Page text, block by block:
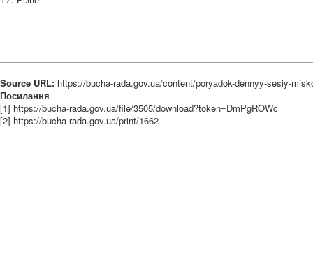
Source URL: https://bucha-rada.gov.ua/content/poryadok-dennyy-sesiy-
Посилання
[1] https://bucha-rada.gov.ua/file/3505/download?token=DmPgROWc
[2] https://bucha-rada.gov.ua/print/1662